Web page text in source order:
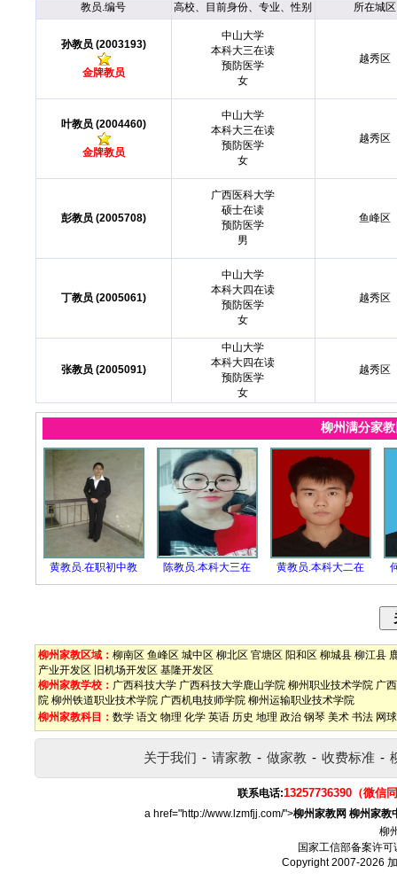
教员.编号 高校、目前身份、专业、性别 所在城区
孙教员 (2003193)
金牌教员
中山大学
本科大三在读
预防医学
女
越秀区
叶教员 (2004460)
金牌教员
中山大学
本科大三在读
预防医学
女
越秀区
彭教员 (2005708)
广西医科大学
硕士在读
预防医学
男
鱼峰区
丁教员 (2005061)
中山大学
本科大四在读
预防医学
女
越秀区
张教员 (2005091)
中山大学
本科大四在读
预防医学
女
越秀区
柳州满分家
黄教员.在职初中教 陈教员.本科大三在 黄教员.本科大二在
柳州家教区域： 柳南区 鱼峰区 城中区 柳北区 官塘区 阳和区 柳城县 柳江县
产业开发区
旧机场开发区 基隆开发区
柳州家教学校： 广西科技大学 广西科技大学鹿山学院 柳州职业技术学院 广
院 柳州铁道职业技术学院 广西机电技师学院 柳州运输职业技术学院
柳州家教科目： 数学 语文 物理 化学 英语 历史 地理 政治 钢琴 美术 书法 网球
关于我们 - 请家教 - 做家教 - 收费标准 -
联系电话:13257736390（微信
a href="http://www.lzmfjj.com/">柳州家教网 柳州家教
柳
国家工信部备案许可
Copyright 2007-2026